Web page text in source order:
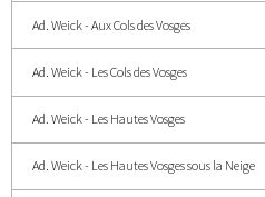
Ad. Weick - Aux Cols des Vosges
Ad. Weick - Les Cols des Vosges
Ad. Weick - Les Hautes Vosges
Ad. Weick - Les Hautes Vosges sous la Neige